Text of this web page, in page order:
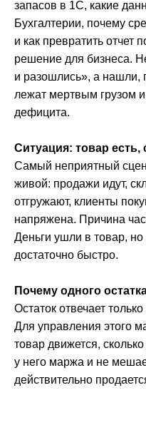
запасов в 1С, какие
Бухгалтерии, почему
и как превратить отчет
решение для бизнеса.
и разошлись», а нашли,
лежат мертвым грузом
дефицита.
Ситуация: товар
Самый неприятный
живой: продажи идут,
отгружают, клиенты
напряжена. Причина
Деньги ушли в товар,
достаточно быстро.
Почему одного
Остаток отвечает
Для управления этого
товар движется,
у него маржа и не
действительно